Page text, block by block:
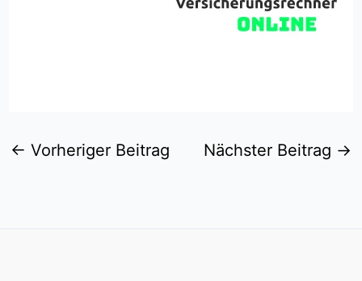
← Vorheriger Beitrag Nächster Beitrag →